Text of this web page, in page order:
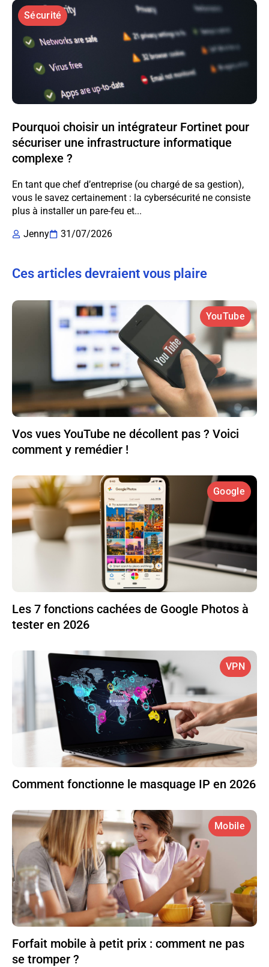
Sécurité
Pourquoi choisir un intégrateur Fortinet pour
sécuriser une infrastructure informatique
complexe ?
En tant que chef d’entreprise (ou chargé de sa gestion),
vous le savez certainement : la cybersécurité ne consiste
plus à installer un pare-feu et...
Jenny
31/07/2026
Ces articles devraient vous plaire
YouTube
Vos vues YouTube ne décollent pas ? Voici
comment y remédier !
Google
Les 7 fonctions cachées de Google Photos à
tester en 2026
VPN
Comment fonctionne le masquage IP en 2026
Mobile
Forfait mobile à petit prix : comment ne pas
se tromper ?